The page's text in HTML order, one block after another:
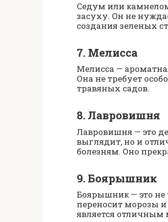
Седум или
засуху. Он не
создания зеленых
7. Мелисса
Мелисса —
Она не требует
травяных садов.
8. Лавровишня
Лавровишня — это
выглядит, но и
болезням. Оно
9. Боярышник
Боярышник — это не
переносит морозы
является отличным